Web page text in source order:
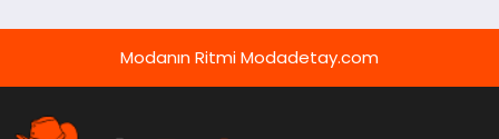
Modanın Ritmi Modadetay.com